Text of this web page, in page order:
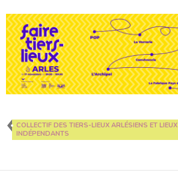
COLLECTIF DES TIERS-LIEUX ARLÉSIENS ET LIEUX
INDÉPENDANTS